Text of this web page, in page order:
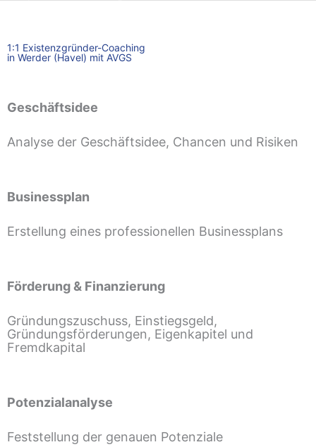
1:1 Existenzgründer-Coaching
in Werder (Havel) mit AVGS
Geschäftsidee
Analyse der Geschäftsidee, Chancen und Risiken
Businessplan
Erstellung eines professionellen Businessplans
Förderung & Finanzierung
Gründungszuschuss, Einstiegsgeld,
Gründungsförderungen, Eigenkapitel und
Fremdkapital
Potenzialanalyse
Feststellung der genauen Potenziale